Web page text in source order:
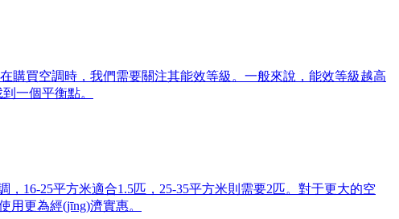
調時，我們需要關注其能效等級。一般來說，能效等級越高
個平衡點。
25平方米適合1.5匹，25-35平方米則需要2匹。對于更大的空
用更為經(jīng)濟實惠。